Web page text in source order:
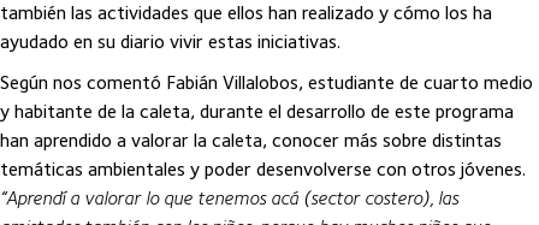
también las actividades que ellos han realizado y cómo los ha
ayudado en su diario vivir estas iniciativas.
Según nos comentó Fabián Villalobos, estudiante de cuarto medio
y habitante de la caleta, durante el desarrollo de este programa
han aprendido a valorar la caleta, conocer más sobre distintas
temáticas ambientales y poder desenvolverse con otros jóvenes.
“Aprendí a valorar lo que tenemos acá (sector costero), las